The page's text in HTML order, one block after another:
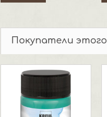
Покупатели